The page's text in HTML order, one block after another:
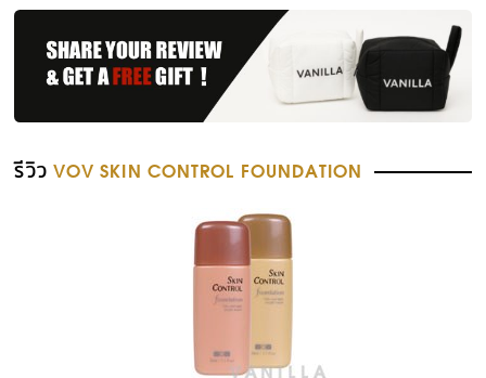
รีวิว VOV SKIN CONTROL FOUNDATION